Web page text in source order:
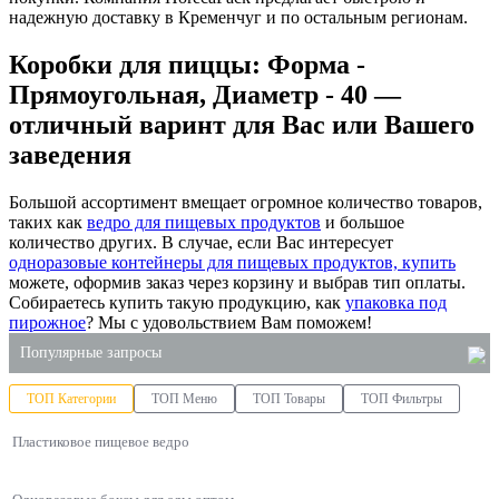
надежную доставку в Кременчуг и по остальным регионам.
Коробки для пиццы: Форма -
Прямоугольная, Диаметр - 40 —
отличный варинт для Вас или Вашего
заведения
Большой ассортимент вмещает огромное количество товаров,
таких как ведро для пищевых продуктов и большое
количество других. В случае, если Вас интересует
одноразовые контейнеры для пищевых продуктов, купить
можете, оформив заказ через корзину и выбрав тип оплаты.
Собираетесь купить такую продукцию, как упаковка под
пирожное? Мы с удовольствием Вам поможем!
Популярные запросы
бумажные полотенца купить оптом
полистирол упаковка
ТОП Категории ТОП Меню ТОП Товары ТОП Фильтры
Пластиковое пищевое ведро